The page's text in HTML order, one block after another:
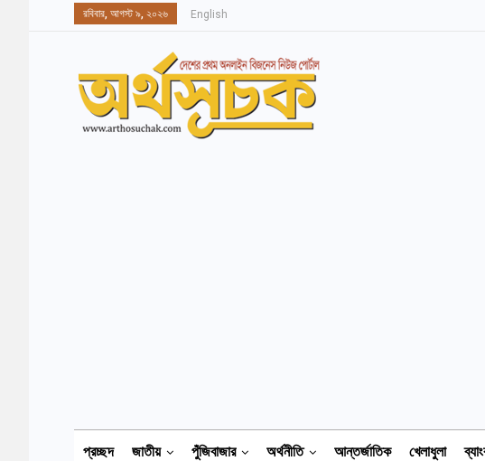
রবিবার, আগস্ট ৯, ২০২৬ English
প্রচ্ছদ জাতীয় পুঁজিবাজার অর্থনীতি আন্তর্জাতিক খেলাধুলা